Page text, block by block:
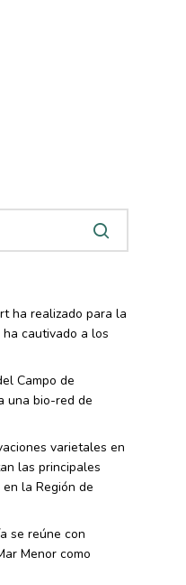
ha realizado para la
cautivado a los
Campo de
una bio-red de
varietales en
las principales
la Región de
se reúne con
Menor como